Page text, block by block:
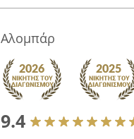
Αλομπάρ
9.4